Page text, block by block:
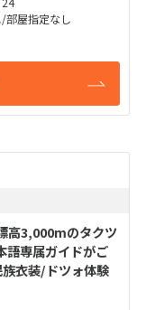
/部屋指定なし
高3,000mのタクツ
専属ガイドがご
衣装/ドツォ体験